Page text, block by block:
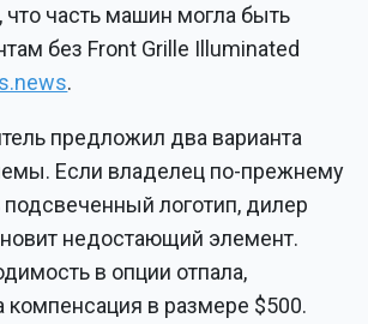
что часть машин могла быть
без Front Grille Illuminated
.
предложил два варианта
Если владелец по-прежнему
подсвеченный логотип, дилер
недостающий элемент.
в опции отпала,
компенсация в размере $500.